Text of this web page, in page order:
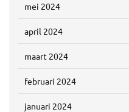
mei 2024
april 2024
maart 2024
februari 2024
januari 2024